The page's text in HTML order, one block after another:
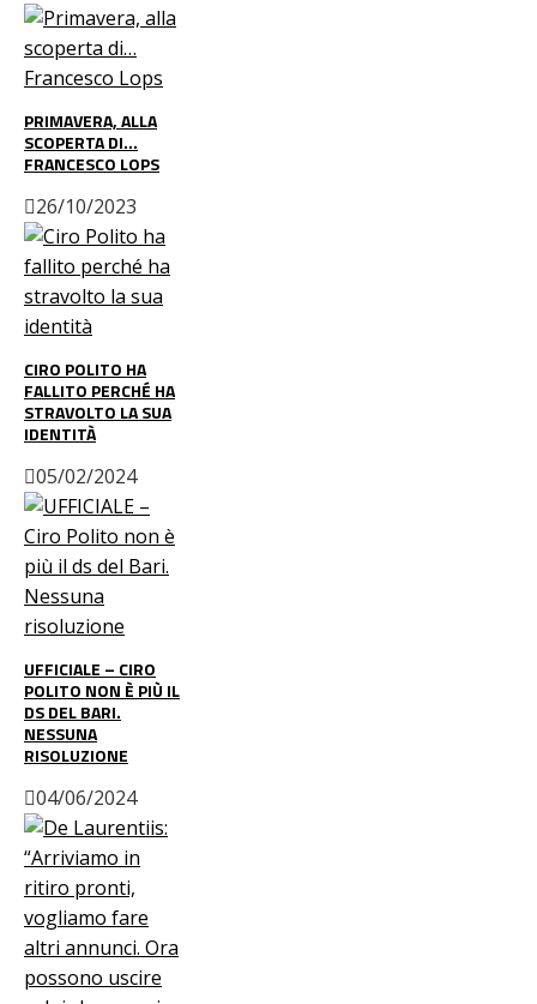
PRIMAVERA, ALLA
SCOPERTA DI…
FRANCESCO LOPS
26/10/2023
CIRO POLITO HA
FALLITO PERCHÉ HA
STRAVOLTO LA SUA
IDENTITÀ
05/02/2024
UFFICIALE – CIRO
POLITO NON È PIÙ IL
DS DEL BARI.
NESSUNA
RISOLUZIONE
04/06/2024